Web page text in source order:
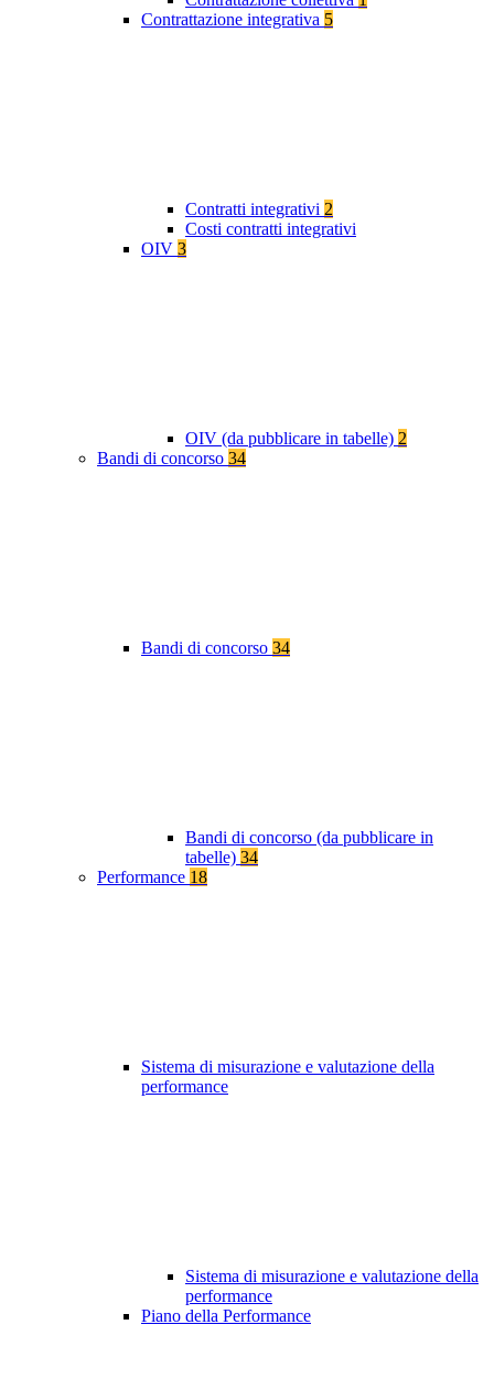
Contrattazione integrativa 5
Contratti integrativi 2
Costi contratti integrativi
OIV 3
OIV (da pubblicare in tabelle) 2
Bandi di concorso 34
Bandi di concorso 34
Bandi di concorso (da pubblicare in
tabelle) 34
Performance 18
Sistema di misurazione e valutazione della
performance
Sistema di misurazione e valutazione della
performance
Piano della Performance